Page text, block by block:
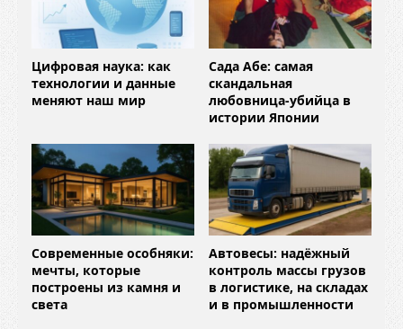
Цифровая наука: как
технологии и данные
меняют наш мир
Сада Абе: самая
скандальная
любовница-убийца в
истории Японии
Современные особняки:
мечты, которые
построены из камня и
света
Автовесы: надёжный
контроль массы грузов
в логистике, на складах
и в промышленности